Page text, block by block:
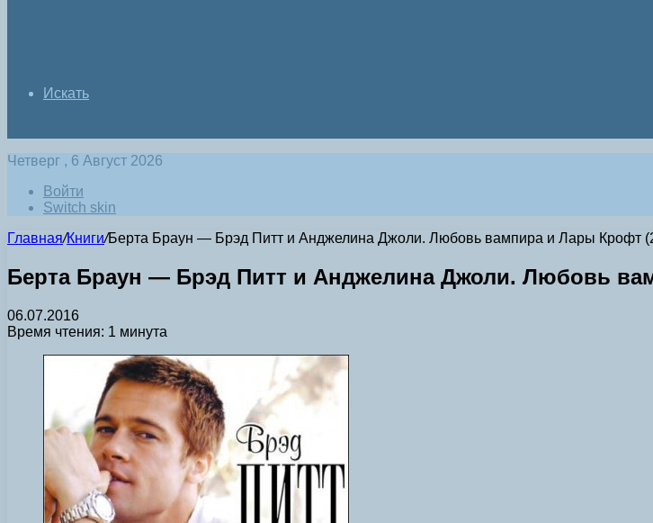
Искать
Четверг , 6 Август 2026
Войти
Switch skin
Главная/Книги/Берта Браун — Брэд Питт и Анджелина Джоли. Любовь вампира и Лары Крофт
Берта Браун — Брэд Питт и Анджелина Джоли. Любовь
06.07.2016
Время чтения: 1 минута